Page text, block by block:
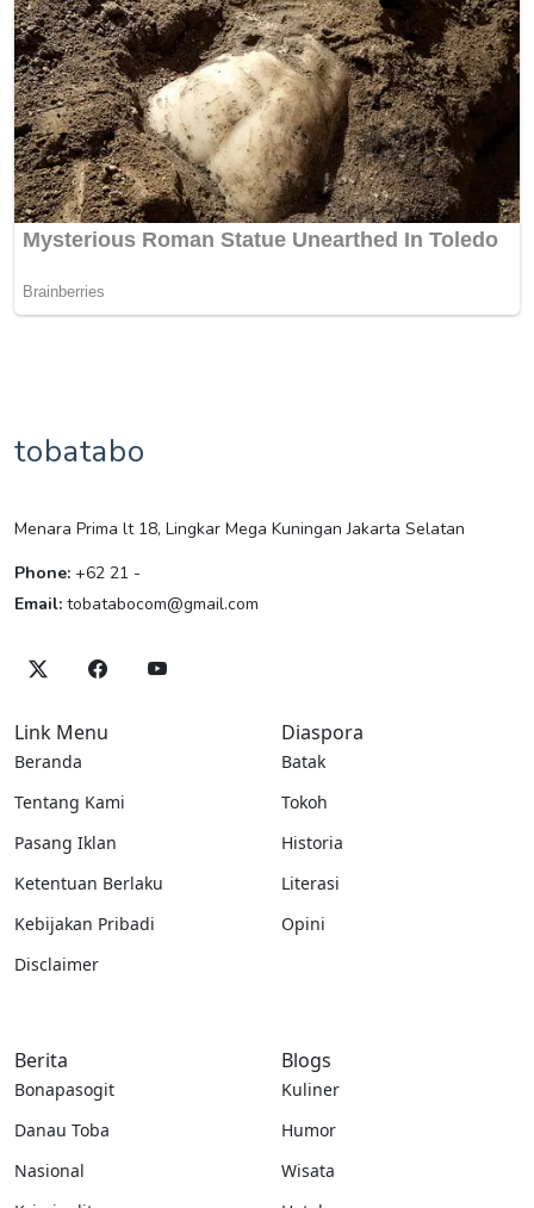
tobatabo
Menara Prima lt 18, Lingkar Mega Kuningan Jakarta Selatan
Phone: +62 21 -
Email: tobatabocom@gmail.com
Link Menu
Beranda
Tentang Kami
Pasang Iklan
Ketentuan Berlaku
Kebijakan Pribadi
Disclaimer
Diaspora
Batak
Tokoh
Historia
Literasi
Opini
Berita
Bonapasogit
Danau Toba
Nasional
Blogs
Kuliner
Humor
Wisata